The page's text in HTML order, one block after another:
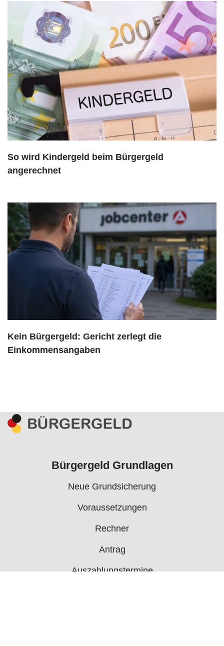
So wird Kindergeld beim Bürgergeld
angerechnet
Kein Bürgergeld: Gericht zerlegt die
Einkommensangaben
Bürgergeld Grundlagen
Neue Grundsicherung
Voraussetzungen
Rechner
Antrag
Auszahlungstermine